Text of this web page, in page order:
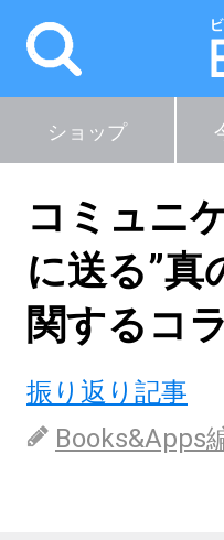
ショップ
コミュニ
に送る”真
関するコ
振り返り記事
Books&Apps